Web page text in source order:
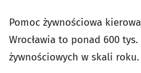
Pomoc żywnościowa
Wrocławia to ponad 600
żywnościowych w skali roku.